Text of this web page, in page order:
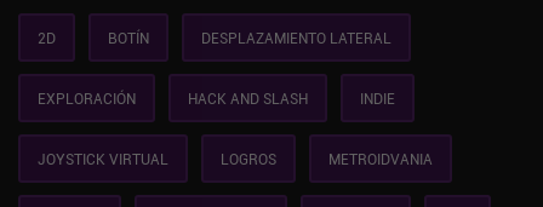
2D BOTÍN DESPLAZAMIENTO LATERAL
EXPLORACIÓN HACK AND SLASH INDIE
JOYSTICK VIRTUAL LOGROS METROIDVANIA